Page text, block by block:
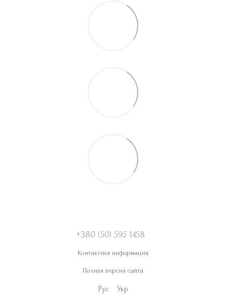
+380 (50) 595 1458
Контактная информация
Полная версия сайта
Рус Укр